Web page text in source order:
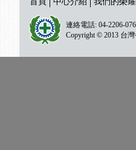
連絡電話: 04-2206-
Copyright © 2013 台